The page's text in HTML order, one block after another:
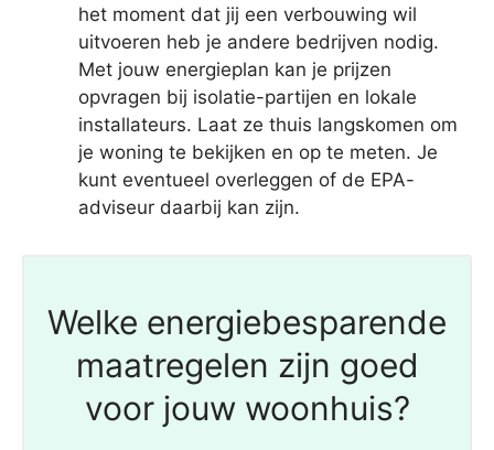
het moment dat jij een verbouwing wil
uitvoeren heb je andere bedrijven nodig.
Met jouw energieplan kan je prijzen
opvragen bij isolatie-partijen en lokale
installateurs. Laat ze thuis langskomen om
je woning te bekijken en op te meten. Je
kunt eventueel overleggen of de EPA-
adviseur daarbij kan zijn.
Welke energiebesparende
maatregelen zijn goed
voor jouw woonhuis?